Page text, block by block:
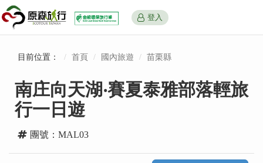
登入
目前位置： 首頁 國內旅遊 苗栗縣
南庄向天湖‧賽夏泰雅部落輕旅
行一日遊
團號：MAL03